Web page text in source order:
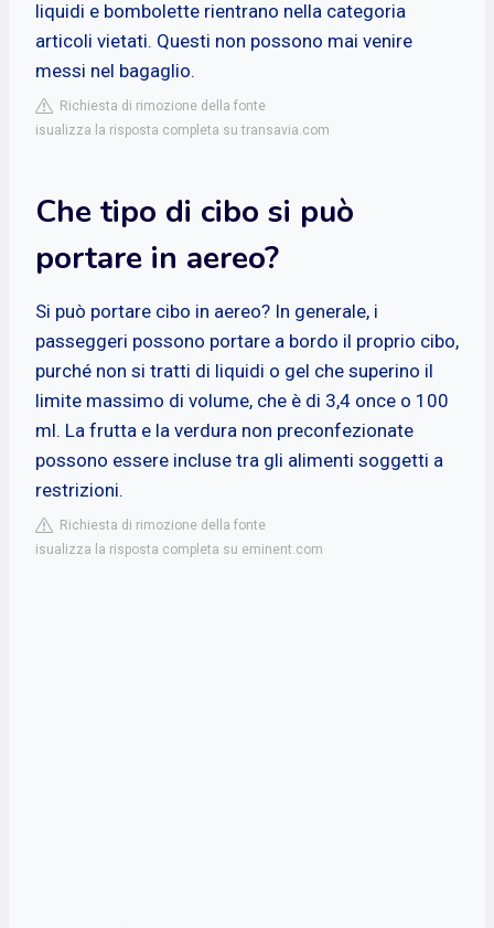
liquidi e bombolette rientrano nella categoria
articoli vietati. Questi non possono mai venire
messi nel bagaglio.
Richiesta di rimozione della fonte
isualizza la risposta completa su transavia.com
Che tipo di cibo si può
portare in aereo?
Si può portare cibo in aereo? In generale, i
passeggeri possono portare a bordo il proprio cibo,
purché non si tratti di liquidi o gel che superino il
limite massimo di volume, che è di 3,4 once o 100
ml. La frutta e la verdura non preconfezionate
possono essere incluse tra gli alimenti soggetti a
restrizioni.
Richiesta di rimozione della fonte
isualizza la risposta completa su eminent.com